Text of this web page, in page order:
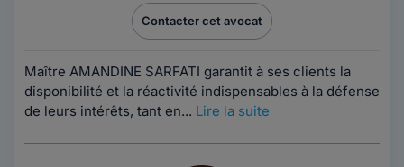
Contacter cet avocat
Maître AMANDINE SARFATI garantit à ses clients la
disponibilité et la réactivité indispensables à la défense
de leurs intérêts, tant en... Lire la suite